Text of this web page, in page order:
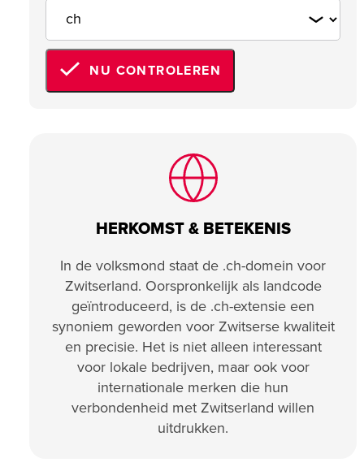
NU CONTROLEREN
HERKOMST & BETEKENIS
In de volksmond staat de .ch-domein voor
Zwitserland. Oorspronkelijk als landcode
geïntroduceerd, is de .ch-extensie een
synoniem geworden voor Zwitserse kwaliteit
en precisie. Het is niet alleen interessant
voor lokale bedrijven, maar ook voor
internationale merken die hun
verbondenheid met Zwitserland willen
uitdrukken.